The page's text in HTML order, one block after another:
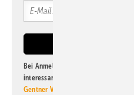
Bei Anmeldung zu diesem
interessante Verlags- und Online-
Gentner Verlag GmbH & Co. KG